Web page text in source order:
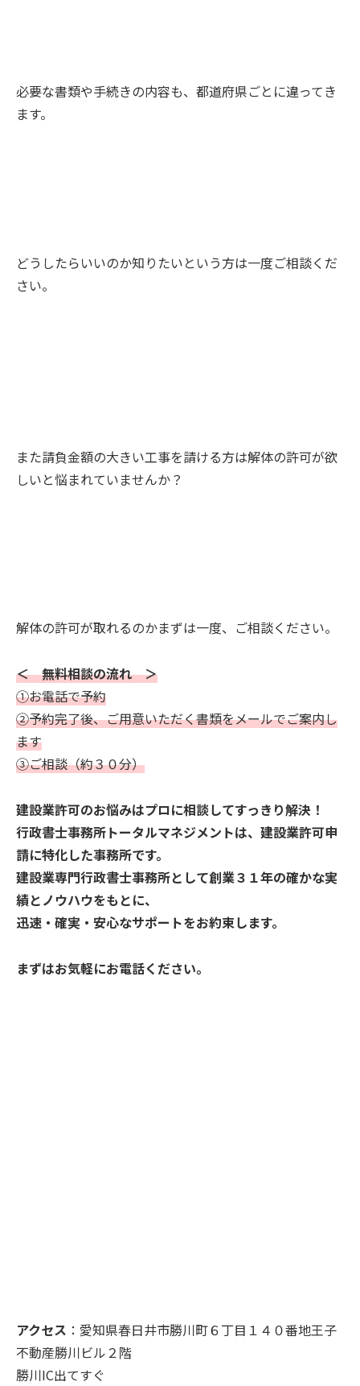
必要な書類や手続きの内容も、都道府県ごとに違ってき
ます。
どうしたらいいのか知りたいという方は一度ご相談くだ
さい。
また請負金額の大きい工事を請ける方は解体の許可が欲
しいと悩まれていませんか？
解体の許可が取れるのかまずは一度、ご相談ください。
＜ 無料相談の流れ ＞
①お電話で予約
②予約完了後、ご用意いただく書類をメールでご案内し
ます
③ご相談（約３０分）
建設業許可のお悩みはプロに相談してすっきり解決！
行政書士事務所トータルマネジメントは、建設業許可申
請に特化した事務所です。
建設業専門行政書士事務所として創業３１年の確かな実
績とノウハウをもとに、
迅速・確実・安心なサポートをお約束します。
まずはお気軽にお電話ください。
アクセス ：愛知県春日井市勝川町６丁目１４０番地王子
不動産勝川ビル２階
勝川IC出てすぐ